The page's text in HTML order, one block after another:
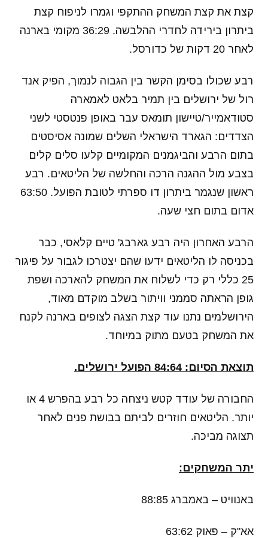
קצת את קצת המשחק ההתקפי וגמרו לניפוח קצת
ביתרון בירידה לחדרי ההלבשה. 36:29 מקומי בארנה
לאחר 20 דקות של כדורסל.
רבע שכולו בסימן הקשר בין הגבוה לנמוך, הפיק אנד
רול של ירושלים בין תמיר בלאט לאמארה
סטודאמייר/טיישון תומאס עבר באופן פנטסטי לשני
הצדדים: הגארד הישראלי השלים שמונה אסיסטים
בתום הרבע והביגמנים המקומיים קלעו סלים קלים
בצבע מול ההגנה הרכה והחלשה של הליטאים. רבע
ראשון שנגמר ביתרון דו ספרתי לטובת הפועל. 63:50
אדום בתום חצי שעה.
הרבע האחרון היה רבע גארבג' טיים קלאסי, כבר
בכניסה לו הליטאים ידעו שהם יצטרכו לגבור על פיגור
25 כללי רק כדי לשלוח את המשחק להארכה ושפת
גופן הראתה סממני וויתור בשלב מוקדם מאוד,
הירושלמים נתנו עוד קצת הצגה לצופים בארנה לקנח
את המשחק בטעם מתוק במיוחד.
תוצאת הסיום: 84:64 הפועל ירושלים.
החבורה של עודד קטש ניצחה כל רבע בהפרש 4 או
יותר. הליטאים חוזרים לביתם בבושת פנים לאחר
תצוגה מביכה.
יתר המשחקים:
באנוויט – באמברג 88:85
אא"ק – פאוק 63:62